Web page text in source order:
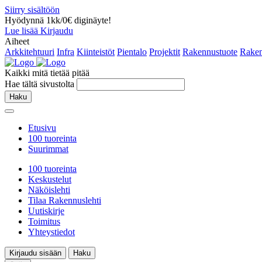
Siirry sisältöön
Hyödynnä 1kk/0€ diginäyte!
Lue lisää Kirjaudu
Aiheet
Arkkitehtuuri Infra Kiinteistöt Pientalo Projektit Rakennustuote
Kaikki mitä tietää pitää
Hae tältä sivustolta
Haku
Etusivu
100 tuoreinta
Suurimmat
100 tuoreinta
Keskustelut
Näköislehti
Tilaa Rakennuslehti
Uutiskirje
Toimitus
Yhteystiedot
Kirjaudu sisään
Haku